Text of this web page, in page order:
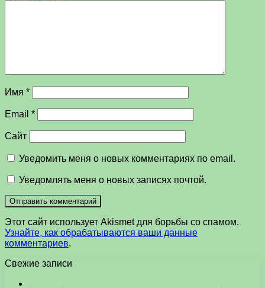
Имя *
Email *
Сайт
Уведомить меня о новых комментариях по email.
Уведомлять меня о новых записях почтой.
Этот сайт использует Akismet для борьбы со спамом.
Узнайте, как обрабатываются ваши данные
комментариев.
Свежие записи